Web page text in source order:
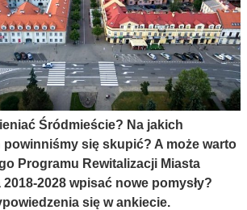
Śródmieście? Na jakich
powinniśmy się skupić? A może warto
Programu Rewitalizacji Miasta
2018-2028 wpisać nowe pomysły?
się w ankiecie.